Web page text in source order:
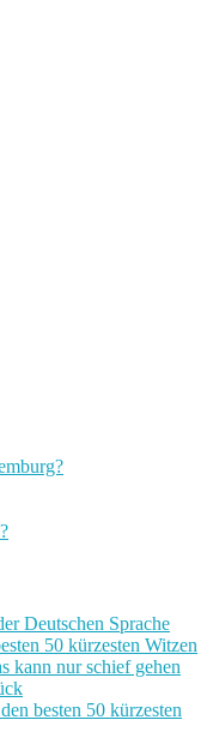
Deutschen Sprache
50 kürzesten Witzen
kann nur schief gehen
besten 50 kürzesten